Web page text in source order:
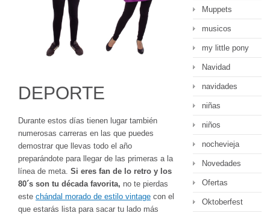
DEPORTE
Durante estos días tienen lugar también
numerosas carreras en las que puedes
demostrar que llevas todo el año
preparándote para llegar de las primeras a la
línea de meta. Si eres fan de lo retro y los
80´s son tu década favorita, no te pierdas
este chándal morado de estilo vintage con el
que estarás lista para sacar tu lado más
Muppets
musicos
my little pony
Navidad
navidades
niñas
niños
nochevieja
Novedades
Ofertas
Oktoberfest